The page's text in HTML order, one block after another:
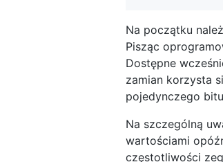
Na początku
Pisząc
Dostępne
zamian korzysta
pojedynczego
Na szczególną
wartościami
częstotliwości